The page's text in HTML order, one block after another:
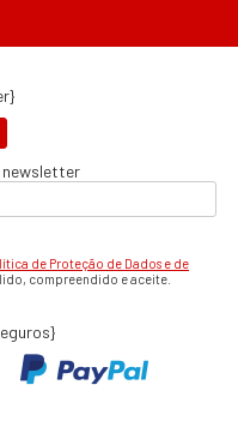
newsletter
de Proteção de Dados e de
compreendido e aceite.